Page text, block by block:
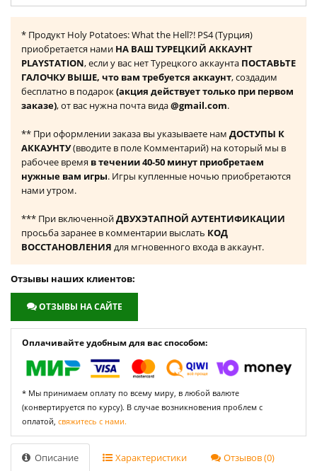
* Продукт Holy Potatoes: What the Hell?! PS4 (Турция)
приобретается нами НА ВАШ ТУРЕЦКИЙ АККАУНТ
PLAYSTATION, если у вас нет Турецкого аккаунта ПОСТАВЬТЕ
ГАЛОЧКУ ВЫШЕ, что вам требуется аккаунт, создадим
бесплатно в подарок(акция действует только при первом
заказе), от вас нужна почта вида@gmail.com.
** При оформлении заказа вы указываете нам ДОСТУПЫ К
АККАУНТУ(вводите в поле Комментарий) на который мы в
рабочее время в течении 40-50 минут приобретаем
нужные вам игры. Игры купленные ночью приобретаются
нами утром.
*** При включеннойДВУХЭТАПНОЙ АУТЕНТИФИКАЦИИ
просьба заранее в комментарии выслать КОД
ВОССТАНОВЛЕНИЯ для мгновенного входа в аккаунт.
Отзывы наших клиентов:
ОТЗЫВЫ НА САЙТЕ
Оплачивайте удобным для вас способом:
* Мы принимаем оплату по всему миру, в любой валюте
(конвертируется по курсу). В случае возникновения проблем с
оплатой, свяжитесь с нами.
Описание Характеристики Отзывов (0)